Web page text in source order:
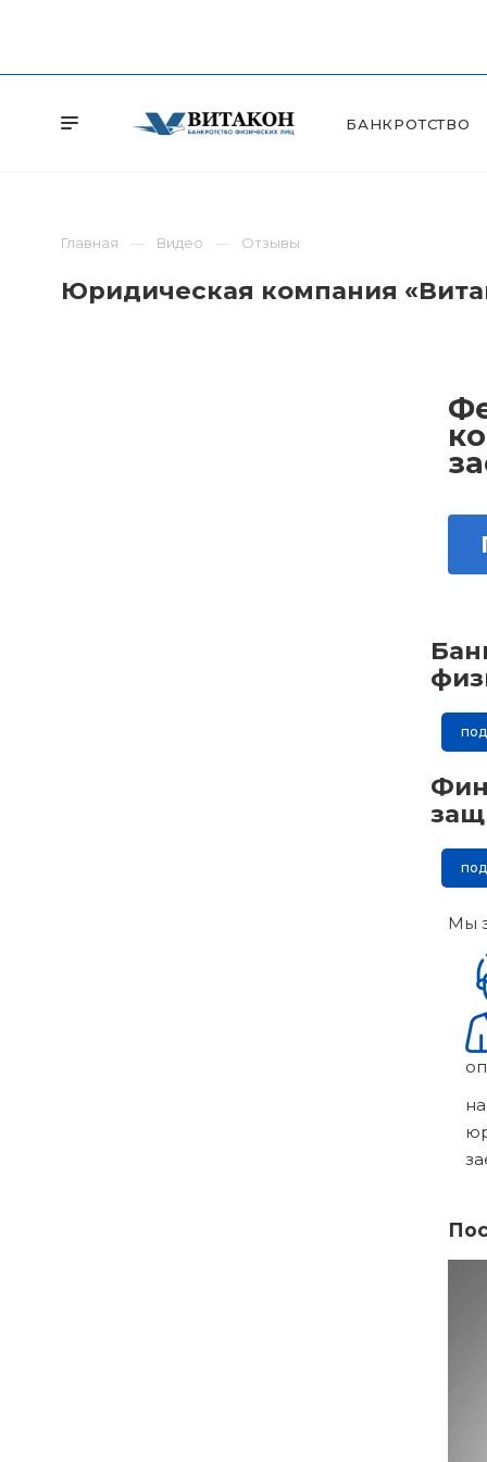
БАНКРОТСТВО
Главная Видео Отзывы
Юридическая компания
Мы